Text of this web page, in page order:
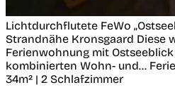
Lichtdurchflutete FeWo
Strandnähe Kronsgaard Diese
Ferienwohnung mit
kombinierten Wohn- und...
34m² | 2 Schlafzimmer